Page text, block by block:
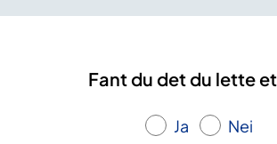
Fant du det du lette
Ja Nei